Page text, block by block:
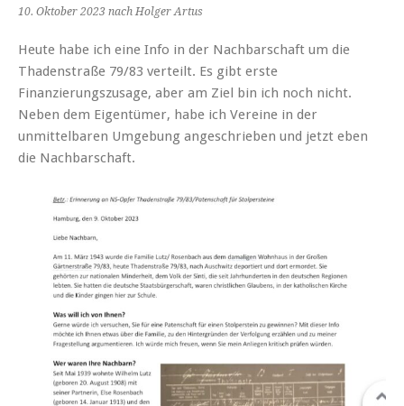
10. Oktober 2023 nach Holger Artus
Heute habe ich eine Info in der Nachbarschaft um die
Thadenstraße 79/83 verteilt. Es gibt erste
Finanzierungszusage, aber am Ziel bin ich noch nicht.
Neben dem Eigentümer, habe ich Vereine in der
unmittelbaren Umgebung angeschrieben und jetzt eben
die Nachbarschaft.